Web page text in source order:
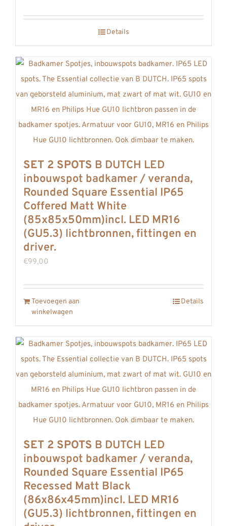
Details
SET 2 SPOTS B DUTCH LED
inbouwspot badkamer / veranda,
Rounded Square Essential IP65
Coffered Matt White
(85x85x50mm)incl. LED MR16
(GU5.3) lichtbronnen, fittingen en
driver.
€99,00
Toevoegen aan
winkelwagen
Details
SET 2 SPOTS B DUTCH LED
inbouwspot badkamer / veranda,
Rounded Square Essential IP65
Recessed Matt Black
(86x86x45mm)incl. LED MR16
(GU5.3) lichtbronnen, fittingen en